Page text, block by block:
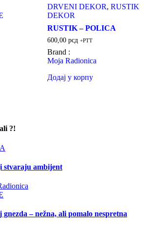
DRVENI DEKOR, RUSTIK
DEKOR
RUSTIK – POLICA
600,00 рсд +PTT
Brand :
Moja Radionica
Додај у корпу
?!
stvaraju ambijent
– nežna, ali pomalo nespretna